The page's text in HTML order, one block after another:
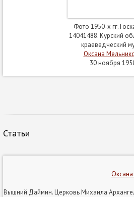
Фото 1950-х гг.
14041488. Курский
краеведческий
Оксана
30 ноября
Статьи
Вышний Даймин. Церковь Михаила